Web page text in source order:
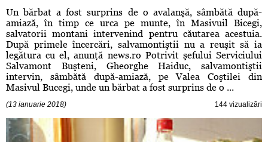
Un bărbat a fost surprins de o avalanşă, sâmbătă după-
amiază, în timp ce urca pe munte, în Masivuil Bicegi,
salvatorii montani intervenind pentru căutarea acestuia.
După primele încercări, salvamontiştii nu a reuşit să ia
legătura cu el, anunţă news.ro Potrivit şefului Serviciului
Salvamont Buşteni, Gheorghe Haiduc, salvamontiştii
intervin, sâmbătă după-amiază, pe Valea Coştilei din
Masivul Bucegi, unde un bărbat a fost surprins de o ...
(13 ianuarie 2018) 144 vizualizări